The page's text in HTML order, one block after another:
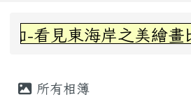
上中區域內容
-看見東海岸之美繪畫
所有相簿